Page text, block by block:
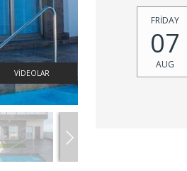
VİDEOLAR
FRİDAY
07
AUG